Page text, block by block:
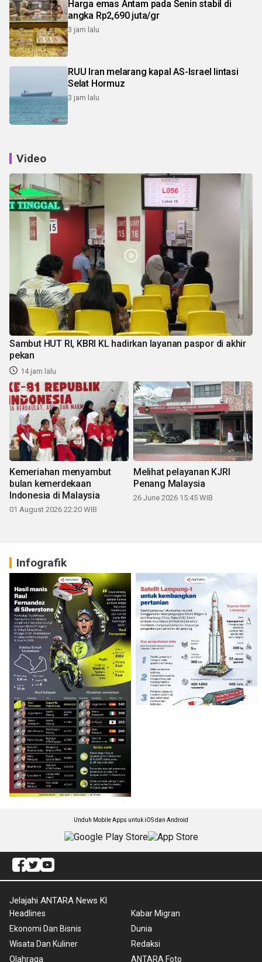
Harga emas Antam pada Senin stabil di
angka Rp2,690 juta/gr
3 jam lalu
RUU Iran melarang kapal AS-Israel lintasi
Selat Hormuz
3 jam lalu
Video
Sambut HUT RI, KBRI KL hadirkan layanan paspor di akhir
pekan
14 jam lalu
Kemeriahan menyambut
bulan kemerdekaan
Indonesia di Malaysia
01 August 2026 22:20 WIB
Melihat pelayanan KJRI
Penang Malaysia
26 June 2026 15:45 WIB
Infografik
Unduh Mobile Apps untuk iOS dan Android
Jelajahi ANTARA News Kl
Headlines
Ekonomi Dan Bisnis
Wisata Dan Kuliner
Olahraga
Kabar Migran
Dunia
Redaksi
ANTARA Foto